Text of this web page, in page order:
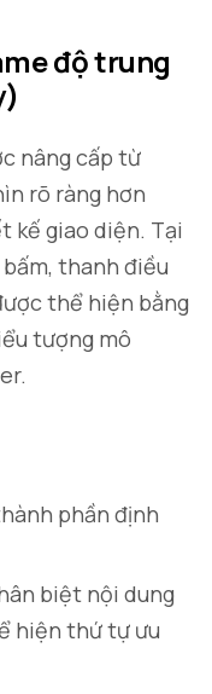
độ trung
nâng cấp từ
rõ ràng hơn
kế giao diện. Tại
thanh điều
thể hiện bằng
tượng mô
phần định
biệt nội dung
hiện thứ tự ưu